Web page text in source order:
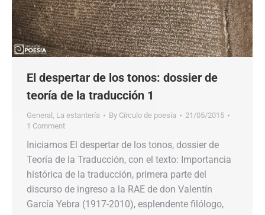
El despertar de los tonos: dossier de
teoría de la traducción 1
General , La estantería By Círculo de poesía
21/05/2015
1 Comment
Iniciamos El despertar de los tonos, dossier de
Teoría de la Traducción, con el texto: Importancia
histórica de la traducción, primera parte del
discurso de ingreso a la RAE de don Valentín
García Yebra (1917-2010), esplendente filólogo,